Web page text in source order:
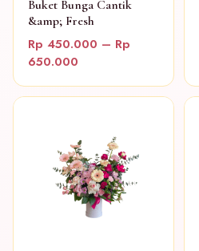
Buket Bunga Cantik
&amp; Fresh
Rp 450.000 – Rp
650.000